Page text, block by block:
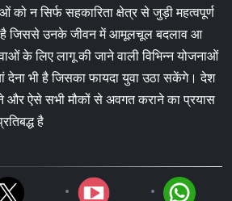
को न सिर्फ सहकारिता क्षेत्र से जुड़ी महत्वपूर्ण
है जिससे उनके जीवन में आमूलचूल बदलाव आ
के लिए लागू की जाने वाली विभिन्न योजनाओं
देना भी है जिसका फायदा युवा उठा सकेंगे। देश
और ऐसे सभी मौकों से अवगत कराने का प्रयास
है